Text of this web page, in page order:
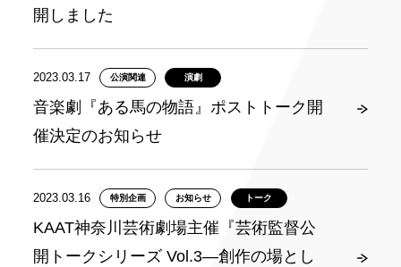
開しました
2023.03.17 公演関連 演劇
音楽劇『ある馬の物語』ポストトーク開
催決定のお知らせ
2023.03.16 特別企画 お知らせ トーク
KAAT神奈川芸術劇場主催『芸術監督公
開トークシリーズ Vol.3―創作の場とし